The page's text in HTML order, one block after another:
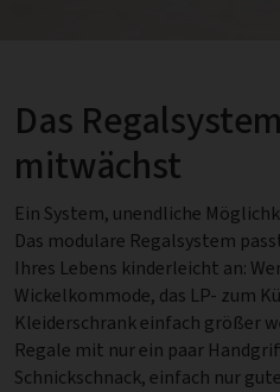
Das
mitwächst
Ein System, unendliche
Das modulare Regalsystem
Ihres Lebens kinderleicht an:
Wickelkommode, das LP- zum
Kleiderschrank einfach größer
Regale mit nur ein paar
Schnickschnack, einfach nur